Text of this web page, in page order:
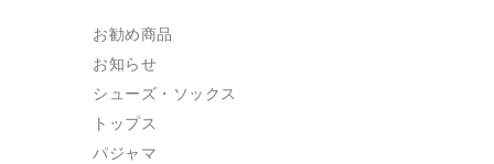
お勧め商品
お知らせ
シューズ・ソックス
トップス
パジャマ